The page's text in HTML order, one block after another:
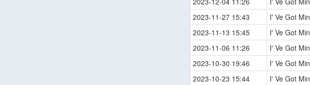
2023-11-27 15:43
I' Ve Got
2023-11-13 15:45
I' Ve Got
2023-11-06 11:26
I' Ve Got
2023-10-30 19:46
I' Ve Got
2023-10-23 15:44
I' Ve Got